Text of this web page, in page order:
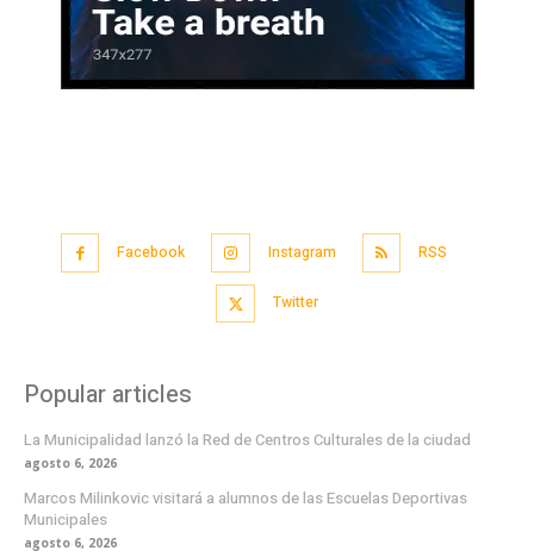
Facebook Instagram RSS
Twitter
Popular articles
La Municipalidad lanzó la Red de Centros Culturales de la ciudad
agosto 6, 2026
Marcos Milinkovic visitará a alumnos de las Escuelas Deportivas
Municipales
agosto 6, 2026